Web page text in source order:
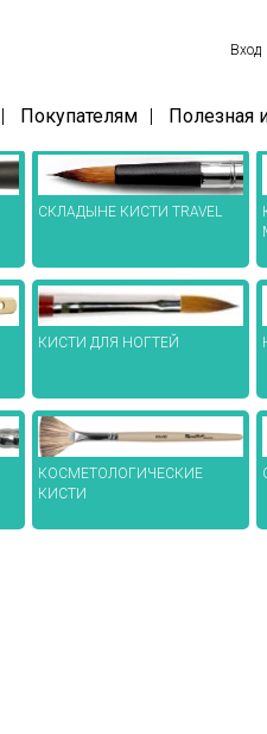
Вход
| Покупателям | Полезная
СКЛАДЫНЕ КИСТИ TRAVEL
КИСТИ ДЛЯ НОГТЕЙ
КОСМЕТОЛОГИЧЕСКИЕ
КИСТИ